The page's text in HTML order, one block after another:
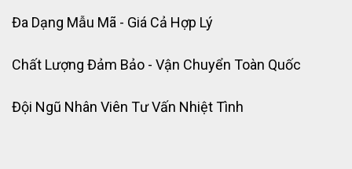
Đa Dạng Mẫu Mã - Giá Cả Hợp Lý
Chất Lượng Đảm Bảo - Vận Chuyển Toàn Quốc
Đội Ngũ Nhân Viên Tư Vấn Nhiệt Tình